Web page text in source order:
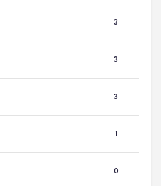
3
3
3
1
0